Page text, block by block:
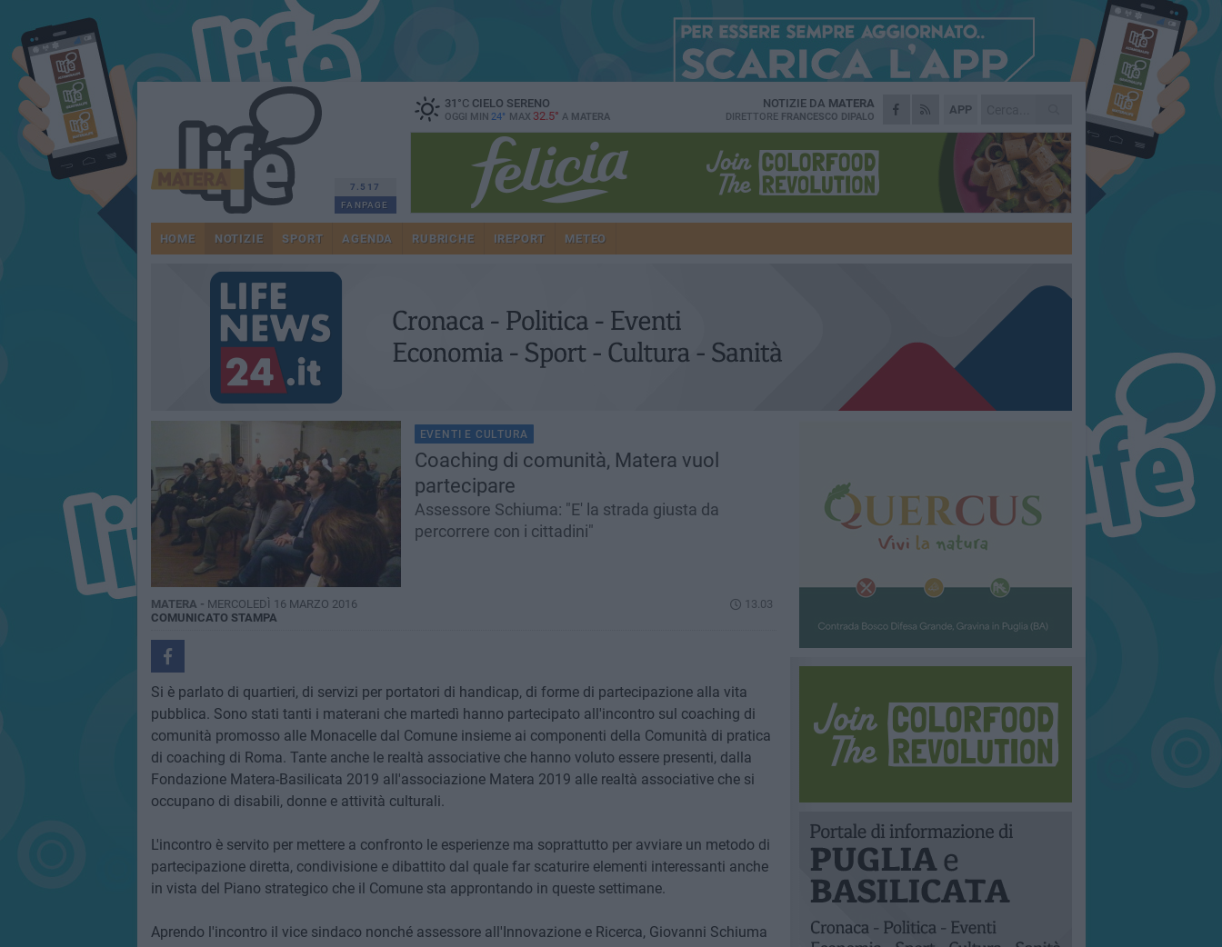
7.517
FANPAGE
31 °CCIELO SERENO
OGGI MIN 24° MAX 32.5° A MATERA
APP
NOTIZIE DA MATERA
DIRETTORE FRANCESCO DIPALO
HOME NOTIZIE SPORT AGENDA RUBRICHE IREPORT METEO
EVENTI E CULTURA
Coaching di comunità, Matera vuol
partecipare
Assessore Schiuma: "E' la strada giusta da
percorrere con i cittadini"
MATERA - MERCOLEDÌ 16 MARZO 2016
13.03
COMUNICATO STAMPA
Si è parlato di quartieri, di servizi per portatori di handicap, di forme di partecipazione alla vita
pubblica. Sono stati tanti i materani che martedì hanno partecipato all'incontro sul coaching di
comunità promosso alle Monacelle dal Comune insieme ai componenti della Comunità di pratica
di coaching di Roma. Tante anche le realtà associative che hanno voluto essere presenti, dalla
Fondazione Matera-Basilicata 2019 all'associazione Matera 2019 alle realtà associative che si
occupano di disabili, donne e attività culturali.
L'incontro è servito per mettere a confronto le esperienze ma soprattutto per avviare un metodo di
partecipazione diretta, condivisione e dibattito dal quale far scaturire elementi interessanti anche
in vista del Piano strategico che il Comune sta approntando in queste settimane.
Aprendo l'incontro il vice sindaco nonché assessore all'Innovazione e Ricerca, Giovanni Schiuma